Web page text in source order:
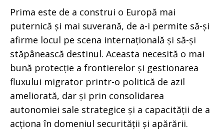
Prima este de a construi o Europă mai
puternică și mai suverană, de a-i permite să-și
afirme locul pe scena internațională și să-și
stăpânească destinul. Aceasta necesită o mai
bună protecție a frontierelor și gestionarea
fluxului migrator printr-o politică de azil
ameliorată, dar și prin consolidarea
autonomiei sale strategice și a capacității de a
acționa în domeniul securității și apărării.